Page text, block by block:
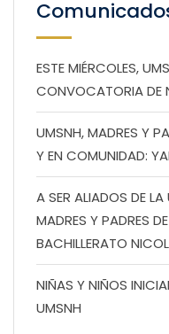
ESTE MIÉRCOLES,
CONVOCATORIA DE
UMSNH, MADRES Y
Y EN COMUNIDAD:
A SER ALIADOS DE
MADRES Y PADRES
BACHILLERATO
NIÑAS Y NIÑOS
UMSNH